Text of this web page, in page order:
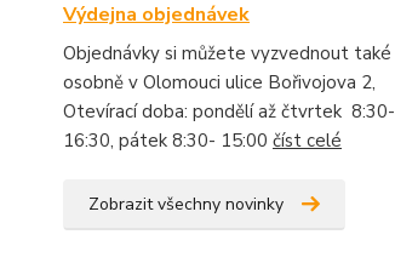
Výdejna objednávek
Objednávky si můžete vyzvednout také
osobně v Olomouci ulice Bořivojova 2,
Otevírací doba: pondělí až čtvrtek 8:30-
16:30, pátek 8:30- 15:00 číst celé
Zobrazit všechny novinky